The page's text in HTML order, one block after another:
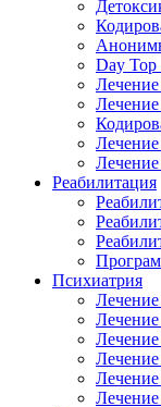
Day Top
Лечение
Лечение
Лечение
Реабилитация
Психиатрия